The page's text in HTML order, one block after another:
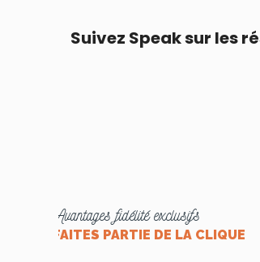
Suivez Speak sur les
Avantages fidélité exclusifs
FAITES PARTIE DE LA CLIQUE